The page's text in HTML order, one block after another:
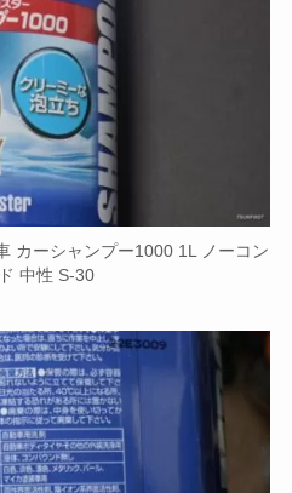
カーシャンプー1000 1L ノーコン
中性 S-30